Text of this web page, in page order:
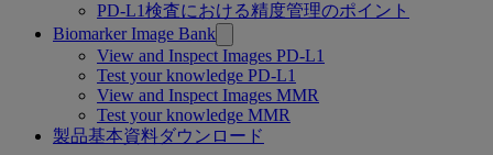
PD-L1検査における精度管理のポイント
Biomarker Image Bank
View and Inspect Images PD-L1
Test your knowledge PD-L1
View and Inspect Images MMR
Test your knowledge MMR
製品基本資料ダウンロード